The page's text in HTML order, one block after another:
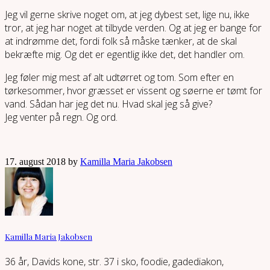
Jeg vil gerne skrive noget om, at jeg dybest set, lige nu, ikke
tror, at jeg har noget at tilbyde verden. Og at jeg er bange for
at indrømme det, fordi folk så måske tænker, at de skal
bekræfte mig. Og det er egentlig ikke det, det handler om.
Jeg føler mig mest af alt udtørret og tom. Som efter en
tørkesommer, hvor græsset er vissent og søerne er tømt for
vand. Sådan har jeg det nu. Hvad skal jeg så give?
Jeg venter på regn. Og ord.
17. august 2018 by Kamilla Maria Jakobsen
Kamilla Maria Jakobsen
36 år, Davids kone, str. 37 i sko, foodie, gadediakon,